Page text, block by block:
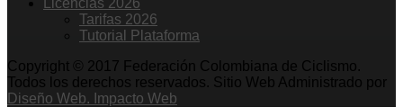
Tarifas 2026
Tutorial Plataforma
Copyright © 2017 Federación Colombiana de Ciclismo.
Todos los derechos reservados. Sitio Web Administrado por
Diseño Web. Impacto Web